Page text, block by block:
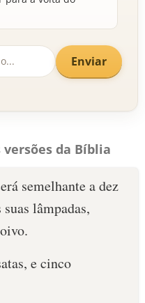
Enviar
da Bíblia
semelhante a dez
lâmpadas,
e cinco